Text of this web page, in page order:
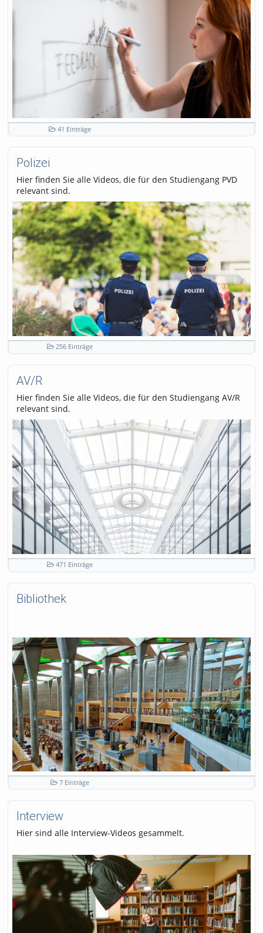
41 Einträge
Polizei
Hier finden Sie alle Videos, die für den Studiengang PVD
relevant sind.
256 Einträge
AV/R
Hier finden Sie alle Videos, die für den Studiengang AV/R
relevant sind.
471 Einträge
Bibliothek
7 Einträge
Interview
Hier sind alle Interview-Videos gesammelt.